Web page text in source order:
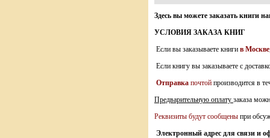
Здесь вы можете заказать книги
УСЛОВИЯ ЗАКАЗА КНИГ
Если вы заказываете книги в Москве
Если книгу вы заказываете с
Отправка почтой производится в
Предварительную оплату заказа
Реквизиты будут сообщены при
Электронный адрес для связи и